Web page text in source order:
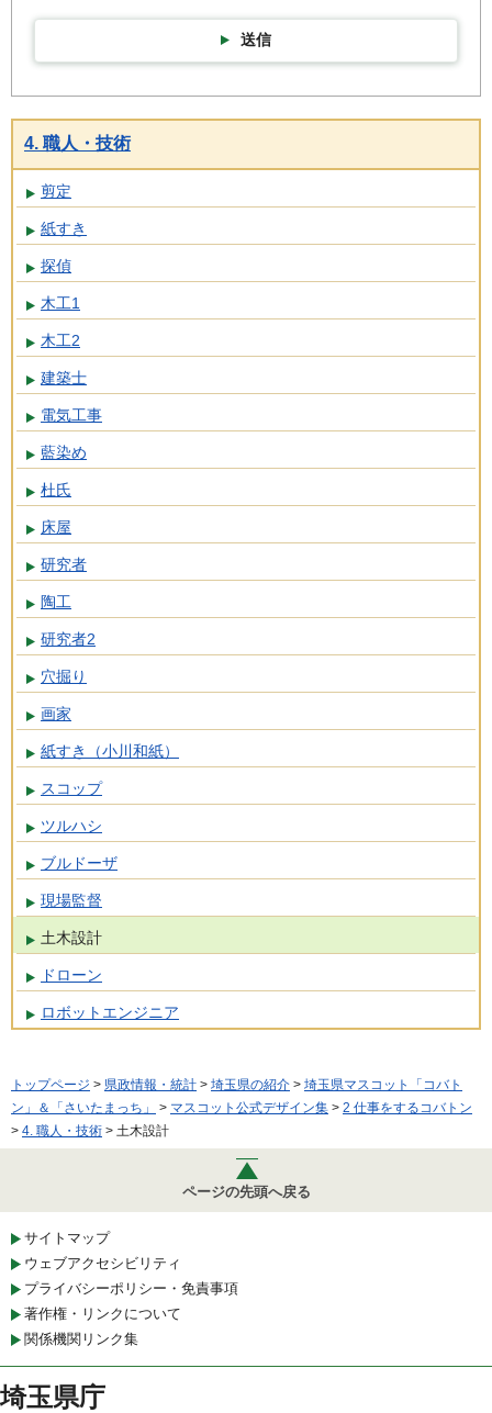
送信
4. 職人・技術
剪定
紙すき
探偵
木工1
木工2
建築士
電気工事
藍染め
杜氏
床屋
研究者
陶工
研究者2
穴掘り
画家
紙すき（小川和紙）
スコップ
ツルハシ
ブルドーザ
現場監督
土木設計
ドローン
ロボットエンジニア
トップページ > 県政情報・統計 > 埼玉県の紹介 > 埼玉県マスコット「コバト
ン」＆「さいたまっち」
> マスコット公式デザイン集 > 2 仕事をするコバトン
> 4. 職人・技術 > 土木設計
ページの先頭へ戻る
サイトマップ
ウェブアクセシビリティ
プライバシーポリシー・免責事項
著作権・リンクについて
関係機関リンク集
埼玉県庁